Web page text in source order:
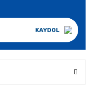
KAYDOL